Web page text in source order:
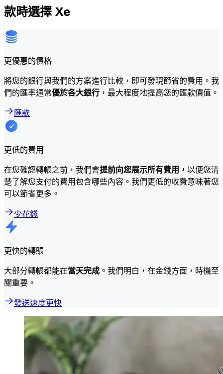
款時選擇 Xe
更優惠的價格
將您的銀行與我們的方案進行比較，即可發現節省的費用。我
們的匯率通常優於各大銀行 ，最大程度地提高您的匯款價值。
匯款
更低的費用
在您確認轉帳之前，我們會提前向您展示所有費用， 以便您清
楚了解您支付的費用包含哪些內容。我們更低的收費意味著您
可以節省更多。
少花錢
更快的轉賬
大部分轉帳都能在當天完成 。我們明白，在金錢方面，時機至
關重要。
發送速度更快